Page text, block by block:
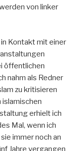
von linker
in Kontakt mit einer
öffentlichen
nahm als Redner
zu kritisieren
erhielt ich
Mal, wenn ich
immer noch an
Jahre vergangen